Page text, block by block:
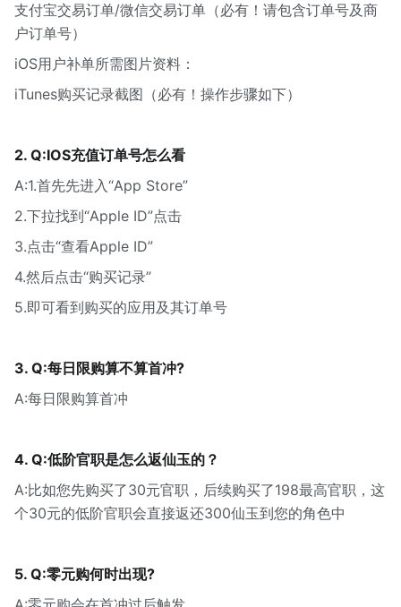
支付宝交易订单/微信交易订单（必有！请包含订单号及商
户订单号）
iOS用户补单所需图片资料：
iTunes购买记录截图（必有！操作步骤如下）
2. Q:IOS充值订单号怎么看
A:1.首先先进入“App Store”
2.下拉找到“Apple ID”点击
3.点击“查看Apple ID”
4.然后点击“购买记录”
5.即可看到购买的应用及其订单号
3. Q:每日限购算不算首冲?
A:每日限购算首冲
4. Q:低阶官职是怎么返仙玉的？
A:比如您先购买了30元官职，后续购买了198最高官职，这
个30元的低阶官职会直接返还300仙玉到您的角色中
5. Q:零元购何时出现?